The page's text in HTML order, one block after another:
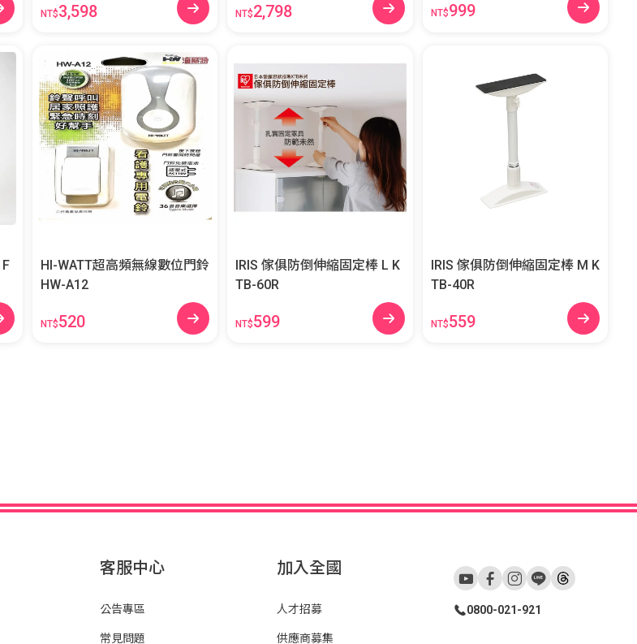
NT$3,598 NT$2,798 NT$999
HI-WATT超高頻無線數位門鈴
HW-A12
NT$520
IRIS 傢俱防倒伸縮固定棒 L K
TB-60R
NT$599
IRIS 傢俱防倒伸縮固定棒 M K
TB-40R
NT$559
客服中心
公告專區
常見問題
加入全國
人才招募
供應商募集
0800-021-921